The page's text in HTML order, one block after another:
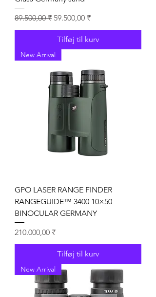
Regulær pris
89.500,00 ₹ Salgspris
59.500,00 ₹
Tilføj til kurv
New Arrival
GPO LASER RANGE FINDER
RANGEGUIDE™ 3400 10×50
BINOCULAR GERMANY
Pris
210.000,00 ₹
Tilføj til kurv
New Arrival